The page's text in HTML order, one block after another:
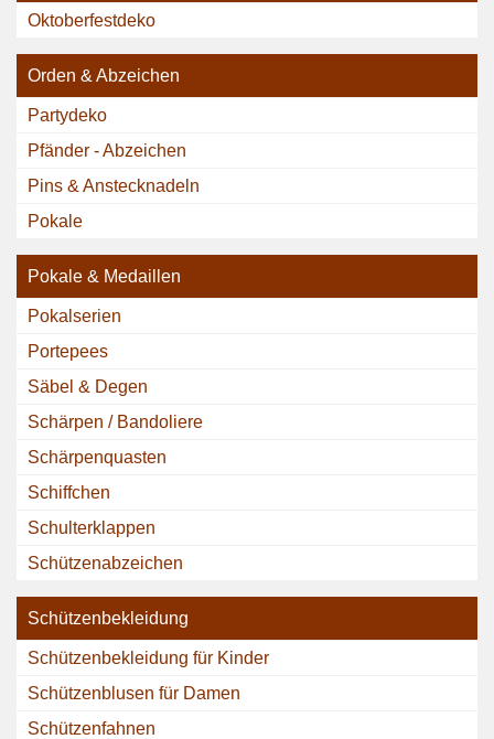
Oktoberfestdeko
Orden & Abzeichen
Partydeko
Pfänder - Abzeichen
Pins & Anstecknadeln
Pokale
Pokale & Medaillen
Pokalserien
Portepees
Säbel & Degen
Schärpen / Bandoliere
Schärpenquasten
Schiffchen
Schulterklappen
Schützenabzeichen
Schützenbekleidung
Schützenbekleidung für Kinder
Schützenblusen für Damen
Schützenfahnen